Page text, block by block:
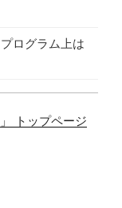
ログラム上は
トップページ